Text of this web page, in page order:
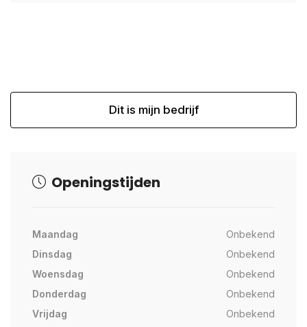
Dit is mijn bedrijf
Openingstijden
Maandag
Onbekend
Dinsdag
Onbekend
Woensdag
Onbekend
Donderdag
Onbekend
Vrijdag
Onbekend